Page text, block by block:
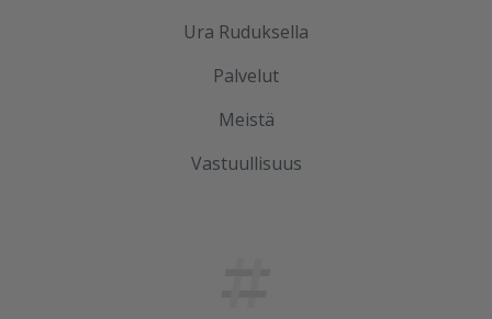
Ura Ruduksella
Palvelut
Meistä
Vastuullisuus